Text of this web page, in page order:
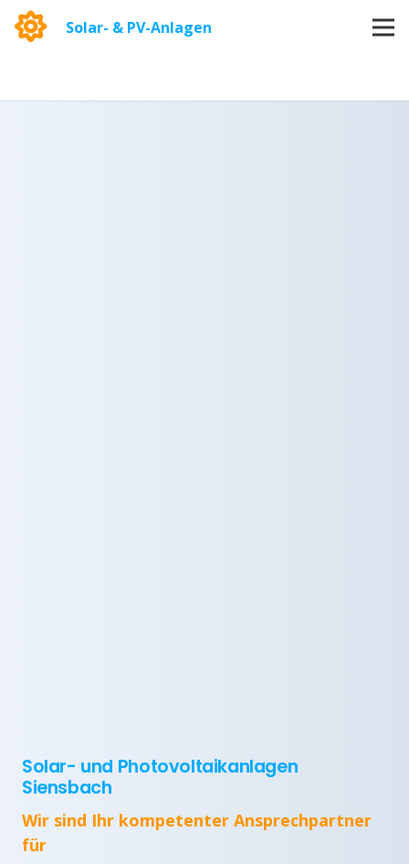
Solar- & PV-Anlagen
Solar- und Photovoltaikanlagen
Siensbach
Wir sind Ihr kompetenter Ansprechpartner
für